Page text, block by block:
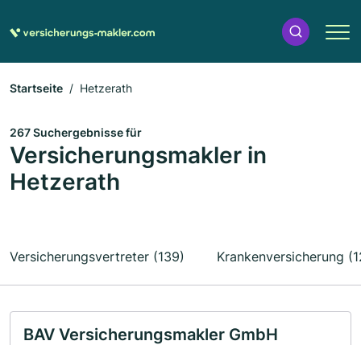
Startseite Hetzerath
267 Suchergebnisse für
Versicherungsmakler in
Hetzerath
Versicherungsvertreter (139) Krankenversicherung
BAV Versicherungsmakler GmbH